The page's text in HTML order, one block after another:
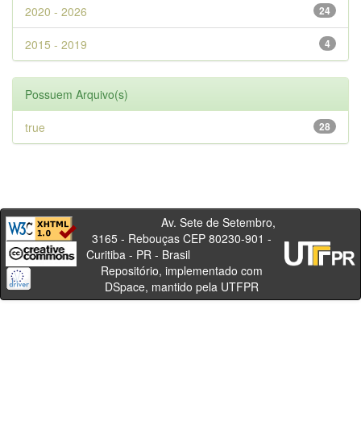
24
2020 - 2026
4
2015 - 2019
Possuem Arquivo(s)
28
true
Av. Sete de Setembro,
3165 - Rebouças CEP 80230-901 -
Curitiba - PR - Brasil
Repositório, implementado com
DSpace, mantido pela UTFPR